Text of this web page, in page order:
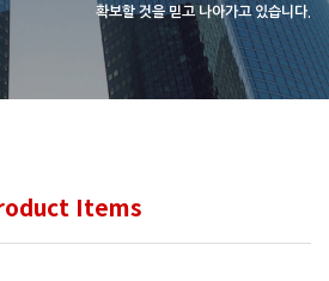
확보할 것을 믿고 나아가고 있습니다.
Items